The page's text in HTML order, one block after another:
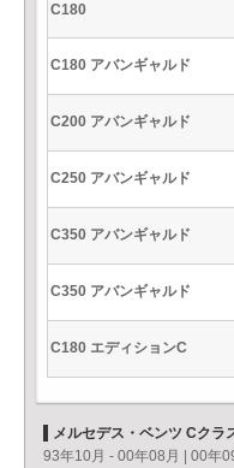
C180
C180 アバンギャルド
C200 アバンギャルド
C250 アバンギャルド
C350 アバンギャルド
C350 アバンギャルド
C180 エディションC
メルセデス・ベンツ Cクラ
93年10月 - 00年08月
00年